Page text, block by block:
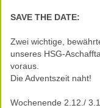
SAVE THE DATE:
Zwei wichtige,
unseres HSG-
voraus.
Die Adventszeit naht!
Wochenende 2.12./